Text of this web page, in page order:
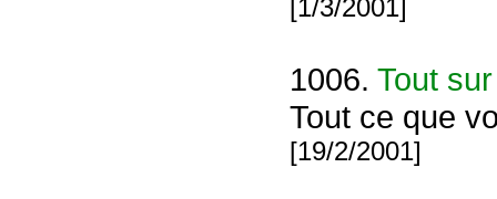
[1/3/2001]
1006. Tout
Tout ce que
[19/2/2001]